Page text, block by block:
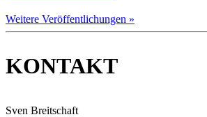
Weitere Veröffentlichungen »
KONTAKT
Sven Breitschaft